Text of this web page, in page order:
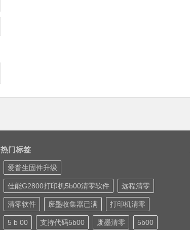
热门标签
爱普生固件升级
佳能G2800打印机5b00清零软件 远程清零
清零软件 废墨收集器已满 打印机清零
5 b 00 支持代码5b00 废墨清零 5b00